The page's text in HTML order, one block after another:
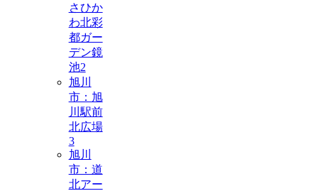
さひか
わ北彩
都ガー
デン鏡
池2
旭川
市：旭
川駅前
北広場
3
旭川
市：道
北アー